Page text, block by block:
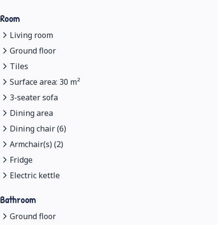
Room
Living room
Ground floor
Tiles
Surface area: 30 m²
3-seater sofa
Dining area
Dining chair (6)
Armchair(s) (2)
Fridge
Electric kettle
Bathroom
Ground floor